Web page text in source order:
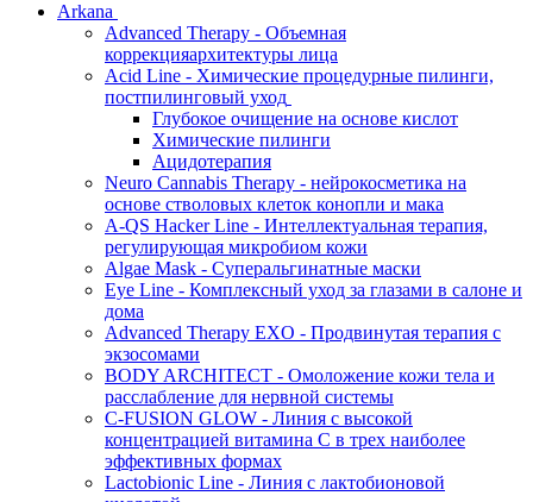
Arkana
Advanced Therapy - Объемная
коррекцияархитектуры лица
Acid Line - Химические процедурные пилинги,
постпилинговый уход
Глубокое очищение на основе кислот
Химические пилинги
Ацидотерапия
Neuro Cannabis Therapy - нейрокосметика на
основе стволовых клеток конопли и мака
A-QS Hacker Line - Интеллектуальная терапия,
регулирующая микробиом кожи
Algae Mask - Суперальгинатные маски
Eye Line - Комплексный уход за глазами в салоне и
дома
Advanced Therapy EXO - Продвинутая терапия с
экзосомами
BODY ARCHITECT - Омоложение кожи тела и
расслабление для нервной системы
C-FUSION GLOW - Линия с высокой
концентрацией витамина C в трех наиболее
эффективных формах
Lactobionic Line - Линия с лактобионовой